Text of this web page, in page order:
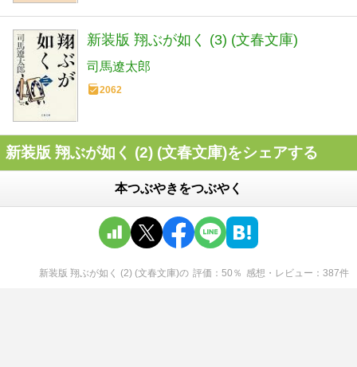
新装版 翔ぶが如く (3) (文春文庫)
司馬遼太郎
2062
新装版 翔ぶが如く (2) (文春文庫)をシェアする
本つぶやきをつぶやく
新装版 翔ぶが如く (2) (文春文庫)の 評価 50 ％ 感想・レビュー 387件